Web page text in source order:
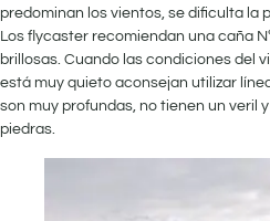
predominan los vientos, se dificulta la
Los flycaster recomiendan una caña
brillosas. Cuando las condiciones del
está muy quieto aconsejan utilizar
son muy profundas, no tienen un veril
piedras.